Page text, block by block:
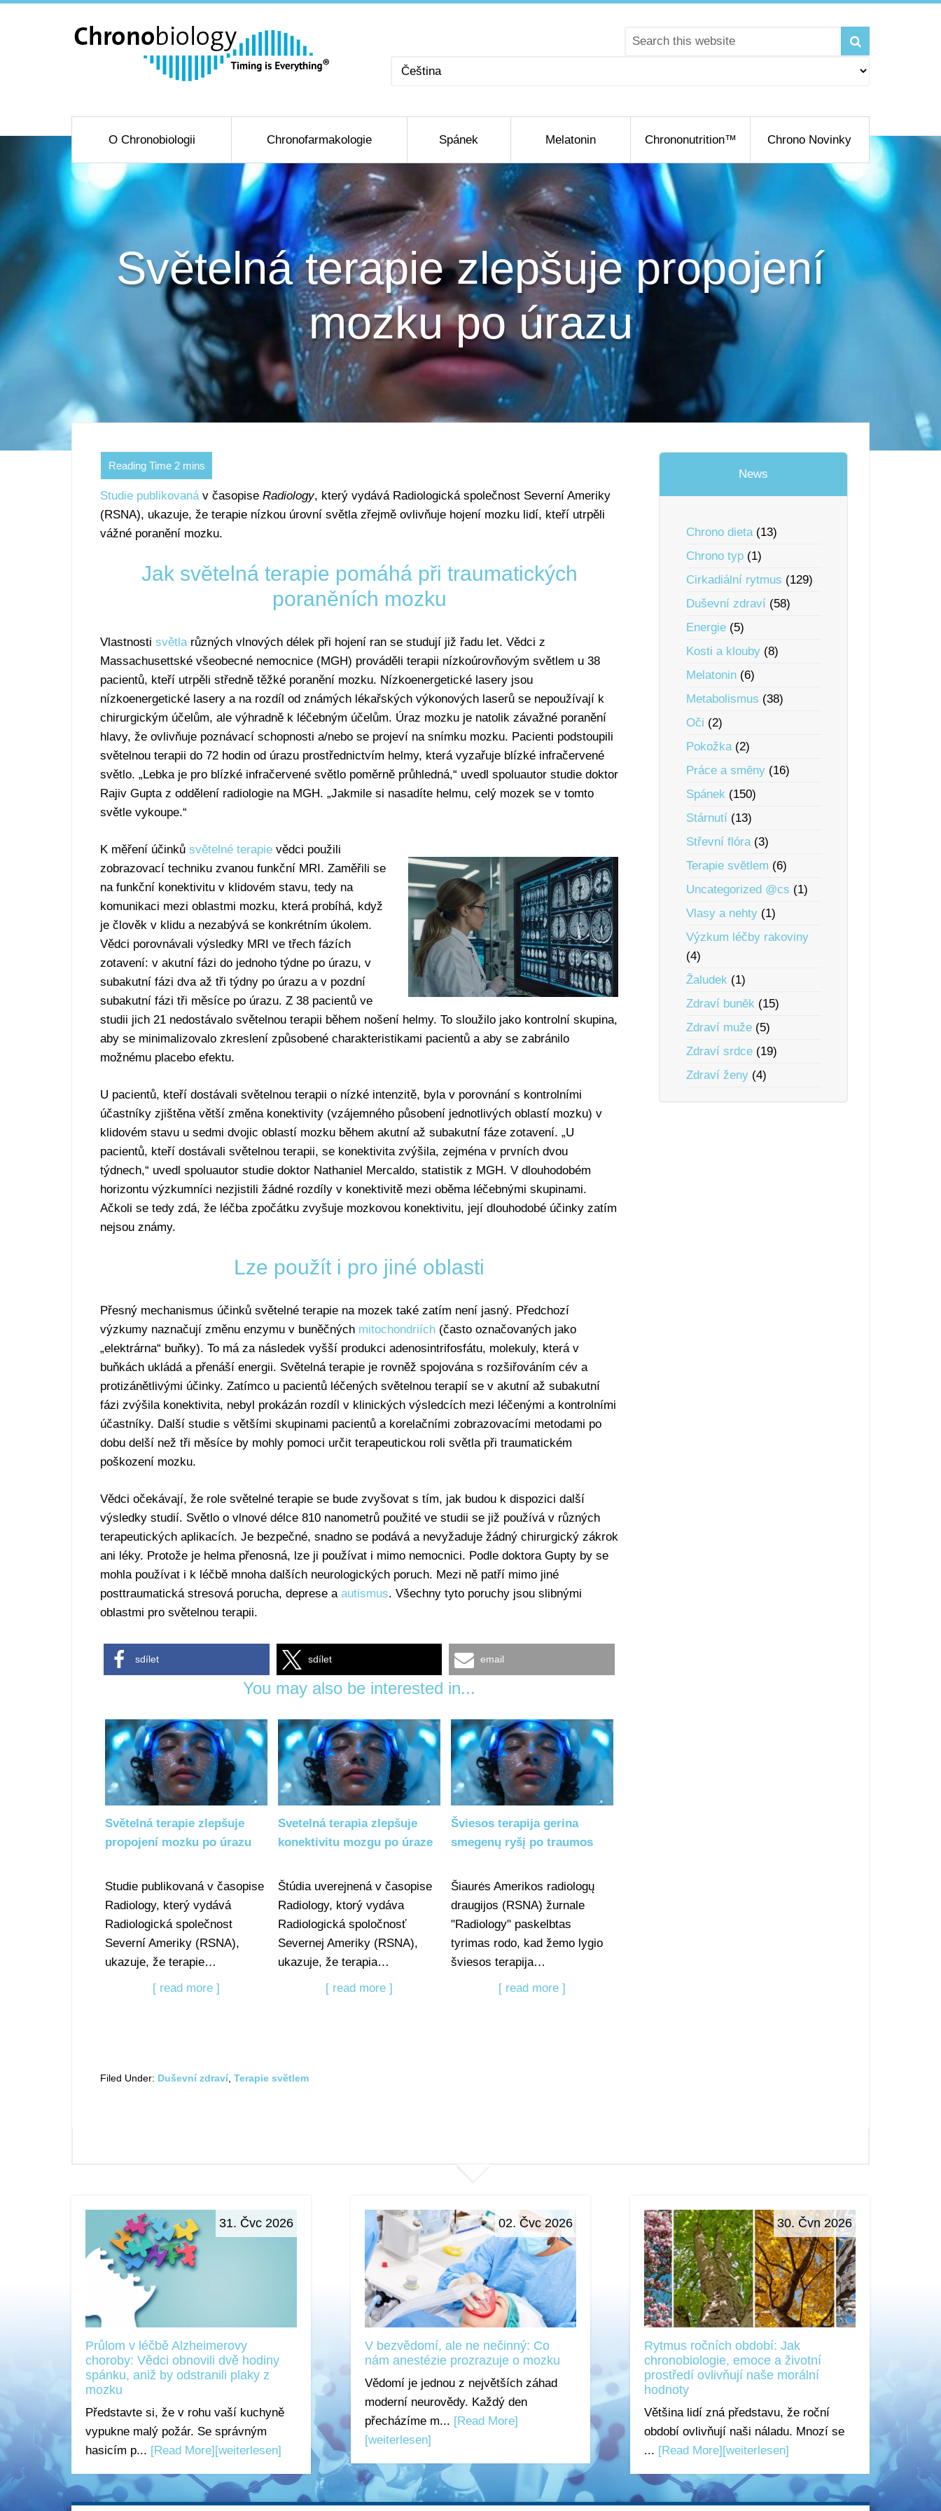
Zvolte
O Chronobiologii Chronofarmakologie Spánek Melatonin Chrononutrition™ Chrono Novinky
Světelná terapie zlepšuje propojení
mozku po úrazu
Studie publikovanáv časopise Radiology, který vydává Radiologická společnost Severní Ameriky
(RSNA), ukazuje, že terapie nízkou úrovní světla zřejmě ovlivňuje hojení mozku lidí, kteří utrpěli
vážné poranění mozku.
Jak světelná terapie pomáhá při traumatických
poraněních mozku
Vlastnosti světlarůzných vlnových délek při hojení ran se studují již řadu let. Vědci z
Massachusettské všeobecné nemocnice (MGH) prováděli terapii nízkoúrovňovým světlem u 38
pacientů, kteří utrpěli středně těžké poranění mozku. Nízkoenergetické lasery jsou
nízkoenergetické lasery a na rozdíl od známých lékařských výkonových laserů se nepoužívají k
chirurgickým účelům, ale výhradně k léčebným účelům. Úraz mozku je natolik závažné poranění
hlavy, že ovlivňuje poznávací schopnosti a/nebo se projeví na snímku mozku. Pacienti podstoupili
světelnou terapii do 72 hodin od úrazu prostřednictvím helmy, která vyzařuje blízké infračervené
světlo. „Lebka je pro blízké infračervené světlo poměrně průhledná,“ uvedl spoluautor studie doktor
Rajiv Gupta z oddělení radiologie na MGH. „Jakmile si nasadíte helmu, celý mozek se v tomto
světle vykoupe.“
K měření účinků světelné terapie vědci použili
zobrazovací techniku zvanou funkční MRI. Zaměřili se
na funkční konektivitu v klidovém stavu, tedy na
komunikaci mezi oblastmi mozku, která probíhá, když
je člověk v klidu a nezabývá se konkrétním úkolem.
Vědci porovnávali výsledky MRI ve třech fázích
zotavení: v akutní fázi do jednoho týdne po úrazu, v
subakutní fázi dva až tři týdny po úrazu a v pozdní
subakutní fázi tři měsíce po úrazu. Z 38 pacientů ve
studii jich 21 nedostávalo světelnou terapii během nošení helmy. To sloužilo jako kontrolní skupina,
aby se minimalizovalo zkreslení způsobené charakteristikami pacientů a aby se zabránilo
možnému placebo efektu.
U pacientů, kteří dostávali světelnou terapii o nízké intenzitě, byla v porovnání s kontrolními
účastníky zjištěna větší změna konektivity (vzájemného působení jednotlivých oblastí mozku) v
klidovém stavu u sedmi dvojic oblastí mozku během akutní až subakutní fáze zotavení. „U
pacientů, kteří dostávali světelnou terapii, se konektivita zvýšila, zejména v prvních dvou
týdnech,“ uvedl spoluautor studie doktor Nathaniel Mercaldo, statistik z MGH. V dlouhodobém
horizontu výzkumníci nezjistili žádné rozdíly v konektivitě mezi oběma léčebnými skupinami.
Ačkoli se tedy zdá, že léčba zpočátku zvyšuje mozkovou konektivitu, její dlouhodobé účinky zatím
nejsou známy.
Lze použít i pro jiné oblasti
Přesný mechanismus účinků světelné terapie na mozek také zatím není jasný. Předchozí
výzkumy naznačují změnu enzymu v buněčných mitochondriích (často označovaných jako
„elektrárna“ buňky). To má za následek vyšší produkci adenosintrifosfátu, molekuly, která v
buňkách ukládá a přenáší energii. Světelná terapie je rovněž spojována s rozšiřováním cév a
protizánětlivými účinky. Zatímco u pacientů léčených světelnou terapií se v akutní až subakutní
fázi zvýšila konektivita, nebyl prokázán rozdíl v klinických výsledcích mezi léčenými a kontrolními
účastníky. Další studie s většími skupinami pacientů a korelačními zobrazovacími metodami po
dobu delší než tři měsíce by mohly pomoci určit terapeutickou roli světla při traumatickém
poškození mozku.
Vědci očekávají, že role světelné terapie se bude zvyšovat s tím, jak budou k dispozici další
výsledky studií. Světlo o vlnové délce 810 nanometrů použité ve studii se již používá v různých
terapeutických aplikacích. Je bezpečné, snadno se podává a nevyžaduje žádný chirurgický zákrok
ani léky. Protože je helma přenosná, lze ji používat i mimo nemocnici. Podle doktora Gupty by se
mohla používat i k léčbě mnoha dalších neurologických poruch. Mezi ně patří mimo jiné
posttraumatická stresová porucha, deprese a autismus. Všechny tyto poruchy jsou slibnými
oblastmi pro světelnou terapii.
sdílet sdílet email
You may also be interested in...
Světelná terapie zlepšuje
propojení mozku po úrazu
Studie publikovaná v časopise
Radiology, který vydává
Radiologická společnost
Severní Ameriky (RSNA),
ukazuje, že terapie…
[ read more ]
Svetelná terapia zlepšuje
konektivitu mozgu po úraze
Štúdia uverejnená v časopise
Radiology, ktorý vydáva
Radiologická spoločnosť
Severnej Ameriky (RSNA),
ukazuje, že terapia…
[ read more ]
Šviesos terapija gerina
smegenų ryšį po traumos
Šiaurės Amerikos radiologų
draugijos (RSNA) žurnale
"Radiology" paskelbtas
tyrimas rodo, kad žemo lygio
šviesos terapija…
[ read more ]
Filed Under: Duševní zdraví Terapie svĕtlem
News
Chrono dieta(13)
Chrono typ (1)
Cirkadiální rytmus (129)
Duševní zdraví (58)
Energie (5)
Kosti a klouby (8)
Melatonin (6)
Metabolismus (38)
Oči (2)
Pokožka(2)
Práce a smĕny (16)
Spánek (150)
Stárnutí (13)
Střevní flóra(3)
Terapie svĕtlem (6)
Uncategorized @cs (1)
Vlasy a nehty (1)
Výzkum léčby rakoviny
(4)
Žaludek (1)
Zdraví bunĕk (15)
Zdraví muže (5)
Zdraví srdce (19)
Zdraví ženy (4)
31. Čvc 2026
Průlom v léčbě Alzheimerovy
choroby: Vědci obnovili dvě hodiny
spánku, aniž by odstranili plaky z
mozku
Představte si, že v rohu vaší kuchyně
vypukne malý požár. Se správným
hasicím p... [Read More] [weiterlesen]
02. Čvc 2026
V bezvědomí, ale ne nečinný: Co
nám anestézie prozrazuje o mozku
Vědomí je jednou z největších záhad
moderní neurovědy. Každý den
přecházíme m... [Read More]
[weiterlesen]
30. Čvn 2026
Rytmus ročních období: Jak
chronobiologie, emoce a životní
prostředí ovlivňují naše morální
hodnoty
Většina lidí zná představu, že roční
období ovlivňují naši náladu. Mnozí se
... [Read More] [weiterlesen]